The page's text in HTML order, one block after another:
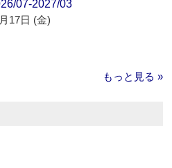
07-2027/03
17日 (金)
もっと見る »